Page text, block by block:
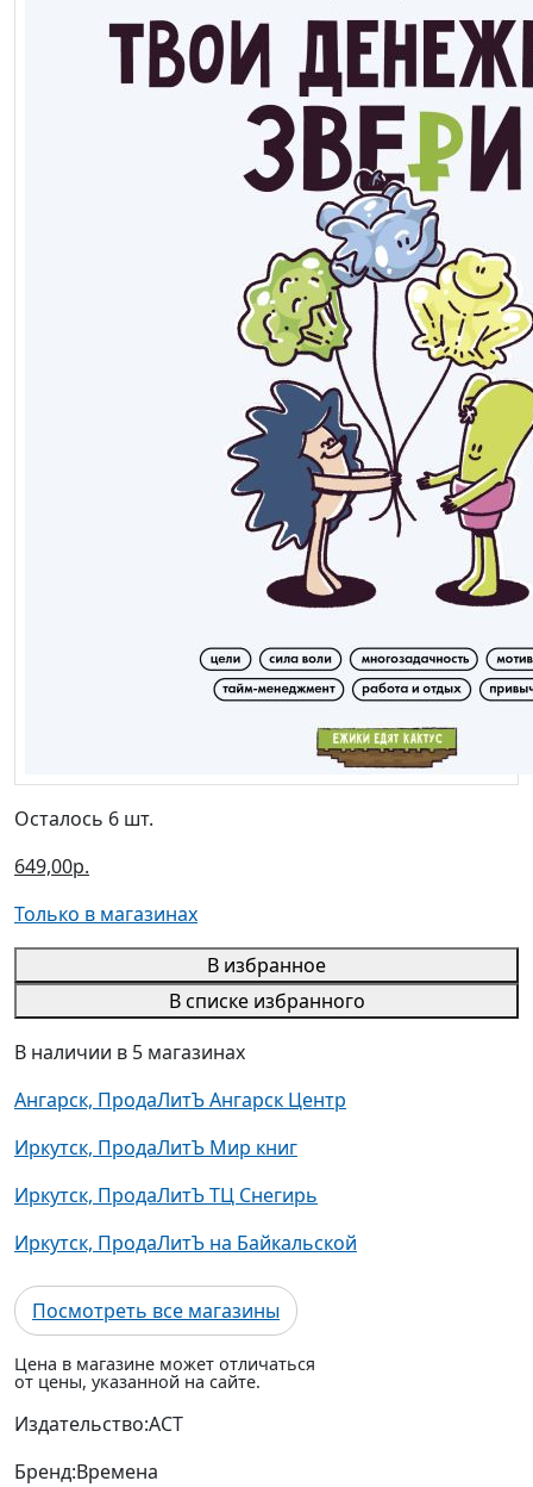
Осталось 6 шт.
649,00р.
Только в магазинах
В избранное
В списке избранного
В наличии в 5 магазинах
Ангарск, ПродаЛитЪ Ангарск Центр
Иркутск, ПродаЛитЪ Мир книг
Иркутск, ПродаЛитЪ ТЦ Снегирь
Иркутск, ПродаЛитЪ на Байкальской
Посмотреть все магазины
Цена в магазине может отличаться
от цены, указанной на сайте.
Издательство:АСТ
Бренд:Времена